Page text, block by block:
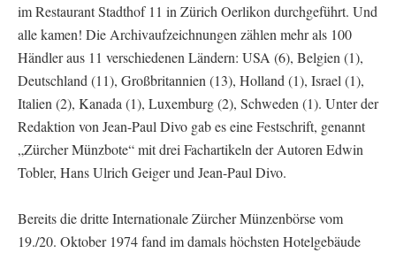
im Restaurant Stadthof 11 in Zürich Oerlikon durchgeführt. Und
alle kamen! Die Archivaufzeichnungen zählen mehr als 100
Händler aus 11 verschiedenen Ländern: USA (6), Belgien (1),
Deutschland (11), Großbritannien (13), Holland (1), Israel (1),
Italien (2), Kanada (1), Luxemburg (2), Schweden (1). Unter der
Redaktion von Jean-Paul Divo gab es eine Festschrift, genannt
„Zürcher Münzbote“ mit drei Fachartikeln der Autoren Edwin
Tobler, Hans Ulrich Geiger und Jean-Paul Divo.
Bereits die dritte Internationale Zürcher Münzenbörse vom
19./20. Oktober 1974 fand im damals höchsten Hotelgebäude